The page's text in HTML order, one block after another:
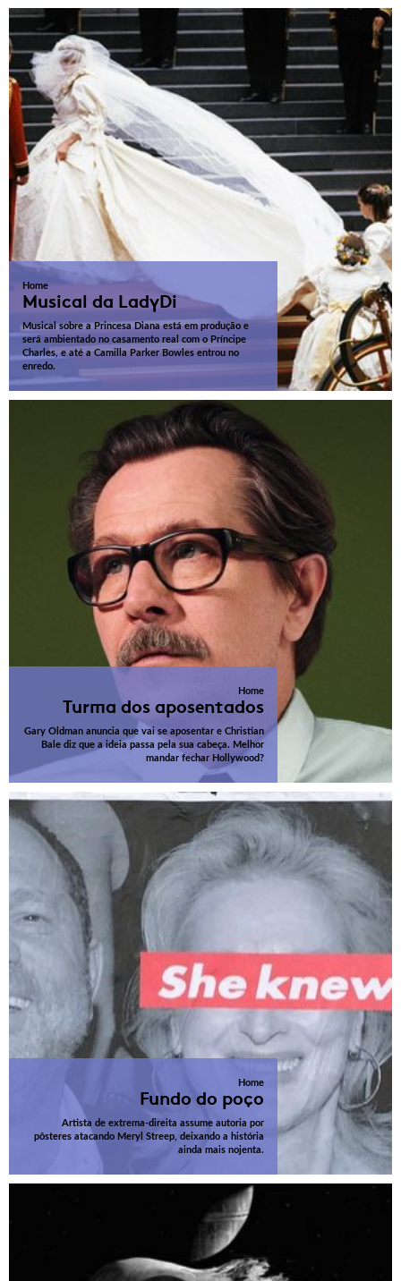
Home
Musical da LadyDi
Musical sobre a Princesa Diana está em produção e
será ambientado no casamento real com o Príncipe
Charles, e até a Camilla Parker Bowles entrou no
enredo.
Home
Turma dos aposentados
Gary Oldman anuncia que vai se aposentar e Christian
Bale diz que a ideia passa pela sua cabeça. Melhor
mandar fechar Hollywood?
Home
Fundo do poço
Artista de extrema-direita assume autoria por
pôsteres atacando Meryl Streep, deixando a história
ainda mais nojenta.